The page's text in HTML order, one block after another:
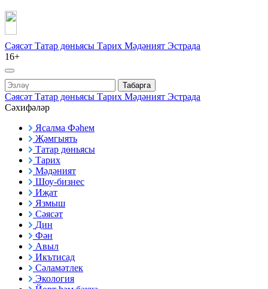
Сәясәт Татар дөньясы Тарих Мәдәният Эстрада
16+
Табарга
Сәясәт Татар дөньясы Тарих Мәдәният Эстрада
Сәхифәләр
Ясалма Фәһем
Җәмгыять
Татар дөньясы
Тарих
Мәдәният
Шоу-бизнес
Иҗат
Язмыш
Сәясәт
Дин
Фән
Авыл
Икътисад
Сәламәтлек
Экология